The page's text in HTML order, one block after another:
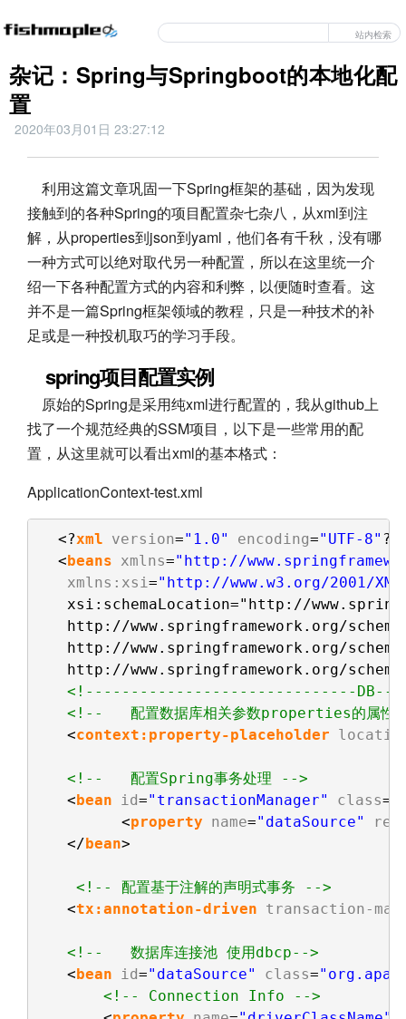
站内检索
杂记：Spring与Springboot的本地化配
置
2020年03月01日 23:27:12
利用这篇文章巩固一下Spring框架的基础，因为发现
接触到的各种Spring的项目配置杂七杂八，从xml到注
解，从properties到json到yaml，他们各有千秋，没有哪
一种方式可以绝对取代另一种配置，所以在这里统一介
绍一下各种配置方式的内容和利弊，以便随时查看。这
并不是一篇Spring框架领域的教程，只是一种技术的补
足或是一种投机取巧的学习手段。
spring项目配置实例
原始的Spring是采用纯xml进行配置的，我从github上
找了一个规范经典的SSM项目，以下是一些常用的配
置，从这里就可以看出xml的基本格式：
ApplicationContext-test.xml
<?xml version="1.0" encoding="UTF-8" ?>
<beans xmlns="http://
xmlns:xsi ="http://www.w3.org/2001/
xsi:schemaLocation="http://
http://www.springframework.org/
http://www.springframework.org/
http://www.springframework.org/
<!------------------------------
<!--   配置数据库相关参数properties的属性
<context:property-placeholder
<!--   配置Spring事务处理 -->
<bean id="transactionManager" class=
<property name="dataSource" ref
</bean>
<!-- 配置基于注解的声明式事务 -->
<tx:annotation-driven transaction-
<!--   数据库连接池 使用dbcp-->
<bean id="dataSource" class=
<!-- Connection Info -->